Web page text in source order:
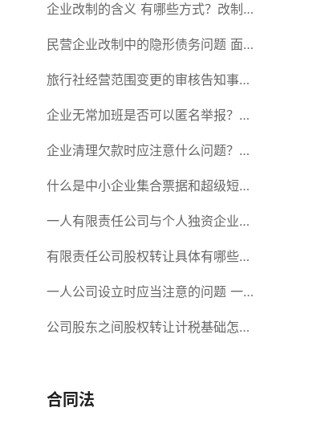
企业改制的含义 有哪些方式？改制
后国企员工属于什么性质？
民营企业改制中的隐形债务问题 面
对隐形债务问题应该如何解决？
旅行社经营范围变更的审核告知事项
旅游业的发展现状和趋势
企业无常加班是否可以匿名举报？强
制加班公司没有加班费怎么办？
企业清理欠款时应注意什么问题？企
业短期借款需要注意哪些事项？
什么是中小企业集合票据和超级短期
融资券？一起来了解一下吧！
一人有限责任公司与个人独资企业的
区别 这些知识你都知道吗？
有限责任公司股权转让具体有哪些形
式？来了解下这五种形式
一人公司设立时应当注意的问题 一
人公司的特征
公司股东之间股权转让计税基础怎么
合什么要件？
合同法